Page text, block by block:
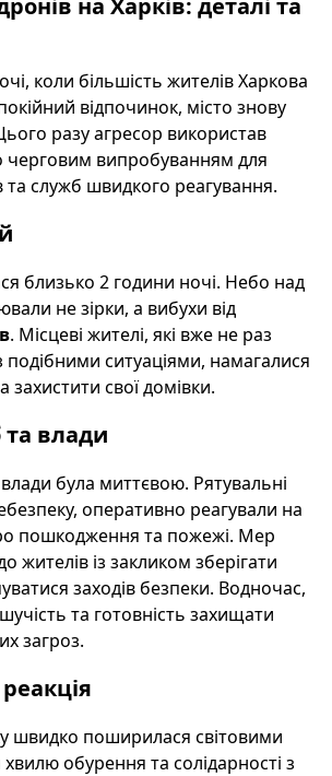
на Харків: деталі та
коли більшість жителів Харкова
відпочинок, місто знову
разу агресор використав
черговим випробуванням для
та служб швидкого реагування.
близько 2 години ночі. Небо над
не зірки, а вибухи від
. Місцеві жителі, які вже не раз
подібними ситуаціями, намагалися
захистити свої домівки.
та влади
влади була миттєвою. Рятувальні
оперативно реагували на
пошкодження та пожежі. Мер
жителів із закликом зберігати
заходів безпеки. Водночас,
та готовність захищати
загроз.
швидко поширилася світовими
обурення та солідарності з